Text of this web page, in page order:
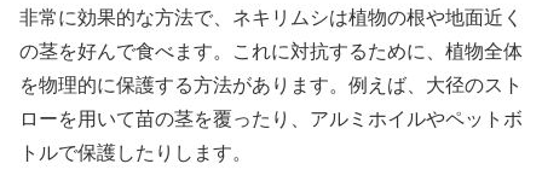
非常に効果的な方法で、ネキリムシは植物の根や地面近く
の茎を好んで食べます。これに対抗するために、植物全体
を物理的に保護する方法があります。例えば、大径のスト
ローを用いて苗の茎を覆ったり、アルミホイルやペットボ
トルで保護したりします。